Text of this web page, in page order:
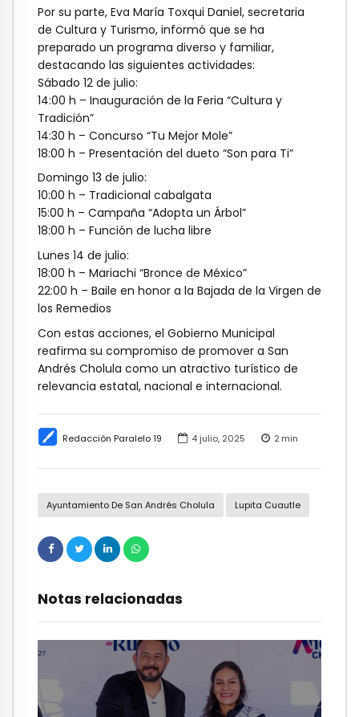
Redacción Paralelo 19 4 julio, 2025 2 min
Ayuntamiento De San Andrés Cholula Lupita Cuautle
Notas relacionadas
Por su parte, Eva María Toxqui Daniel, secretaria
de Cultura y Turismo, informó que se ha
preparado un programa diverso y familiar,
destacando las siguientes actividades:
Sábado 12 de julio:
14:00 h – Inauguración de la Feria “Cultura y
Tradición”
14:30 h – Concurso “Tu Mejor Mole”
18:00 h – Presentación del dueto “Son para Ti”
Domingo 13 de julio:
10:00 h – Tradicional cabalgata
15:00 h – Campaña “Adopta un Árbol”
18:00 h – Función de lucha libre
Lunes 14 de julio:
18:00 h – Mariachi “Bronce de México”
22:00 h – Baile en honor a la Bajada de la Virgen de
los Remedios
Con estas acciones, el Gobierno Municipal
reafirma su compromiso de promover a San
Andrés Cholula como un atractivo turístico de
relevancia estatal, nacional e internacional.